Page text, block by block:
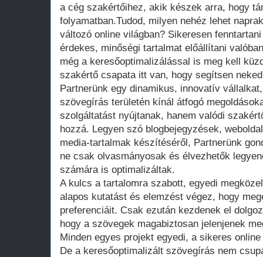
a cég szakértőihez, akik készek arra, hogy
folyamatban.Tudod, milyen nehéz lehet
változó online világban? Sikeresen
érdekes, minőségi tartalmat előállítani
még a keresőoptimalizálással is meg kell
szakértő csapata itt van, hogy segítsen
Partnerünk egy dinamikus, innovatív
szövegírás területén kínál átfogó
szolgáltatást nyújtanak, hanem valódi
hozzá. Legyen szó blogbejegyzések,
media-tartalmak készítéséről, Partnerünk
ne csak olvasmányosak és élvezhetők
számára is optimalizáltak.
A kulcs a tartalomra szabott, egyedi
alapos kutatást és elemzést végez, hogy
preferenciáit. Csak ezután kezdenek el
hogy a szövegek magabiztosan jelenjenek
Minden egyes projekt egyedi, a sikeres
De a keresőoptimalizált szövegírás nem